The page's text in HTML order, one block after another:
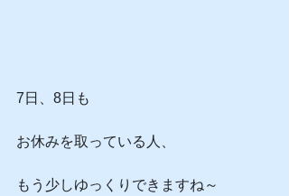
7日、8日も
お休みを取っている人、
もう少しゆっくりできますね～